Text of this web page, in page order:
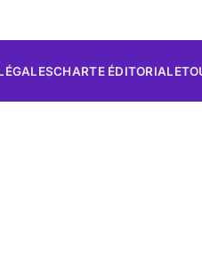
CHARTE ÉDITORIALE